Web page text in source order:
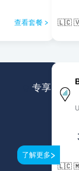
查看套餐 >
专享
了解更多>